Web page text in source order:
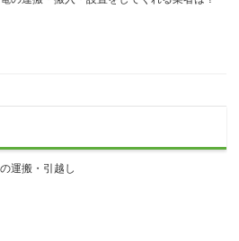
運搬・引越し